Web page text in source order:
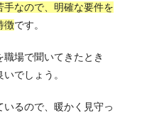
なので、明確な要件を
徴です。
場で聞いてきたとき
でしょう。
るので、暖かく見守っ